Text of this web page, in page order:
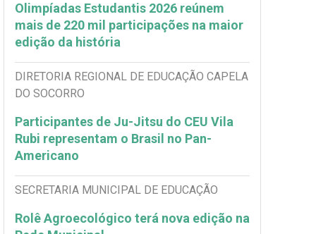
Olimpíadas Estudantis 2026 reúnem
mais de 220 mil participações na maior
edição da história
DIRETORIA REGIONAL DE EDUCAÇÃO CAPELA
DO SOCORRO
Participantes de Ju-Jitsu do CEU Vila
Rubi representam o Brasil no Pan-
Americano
SECRETARIA MUNICIPAL DE EDUCAÇÃO
Rolê Agroecológico terá nova edição na